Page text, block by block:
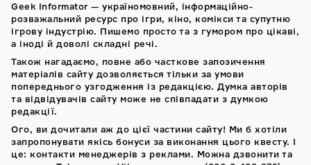
Geek Informator — україномовний, інформаційно-
розважальний ресурс про ігри, кіно, комікси та супутню
ігрову індустрію. Пишемо просто та з гумором про цікаві,
а іноді й доволі складні речі.
Також нагадаємо, повне або часткове запозичення
матеріалів сайту дозволяється тільки за умови
попереднього узгодження із редакцією. Думка авторів
та відвідувачів сайту може не співпадати з думкою
редакції.
Ого, ви дочитали аж до цієї частини сайту! Ми б хотіли
запропонувати якісь бонуси за виконання цього квесту. І
це: контакти менеджерів з реклами. Можна дзвонити та